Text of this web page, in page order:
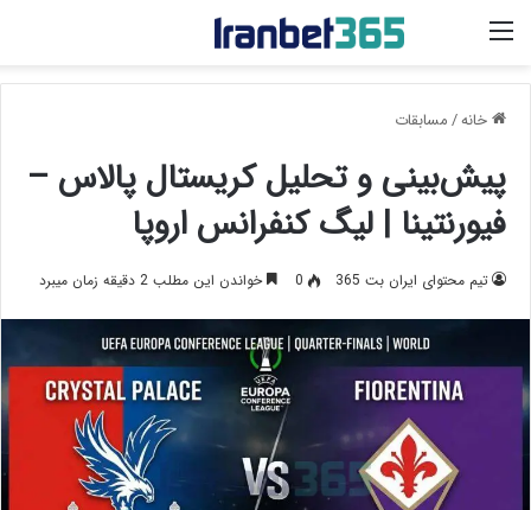
منو
خانه/مسابقات
پیش‌بینی و تحلیل کریستال پالاس –
فیورنتینا | لیگ کنفرانس اروپا
تیم محتوای ایران بت 365 0 خواندن این مطلب 2 دقیقه زمان میبرد